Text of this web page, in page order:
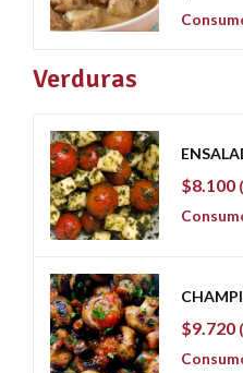
Verduras
$8.100
$9.720